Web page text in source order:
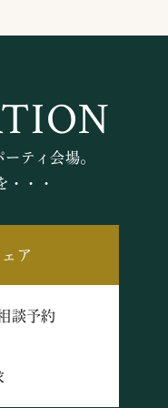
ティ会場。
・・・
ア
談予約